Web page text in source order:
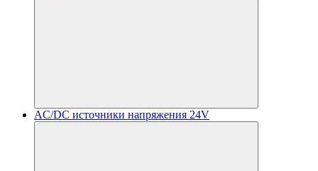
AC/DC источники напряжения 24V